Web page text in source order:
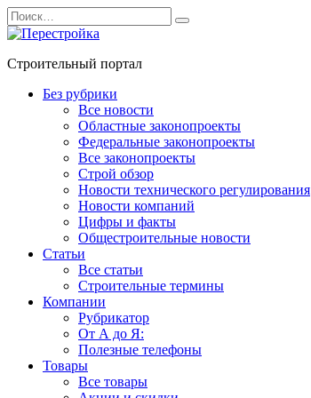
Перейти
к
содержанию
Search
for:
Строительный портал
Без рубрики
Все новости
Областные законопроекты
Федеральные законопроекты
Все законопроекты
Строй обзор
Новости технического регулирования
Новости компаний
Цифры и факты
Общестроительные новости
Статьи
Все статьи
Строительные термины
Компании
Рубрикатор
От А до Я:
Полезные телефоны
Товары
Все товары